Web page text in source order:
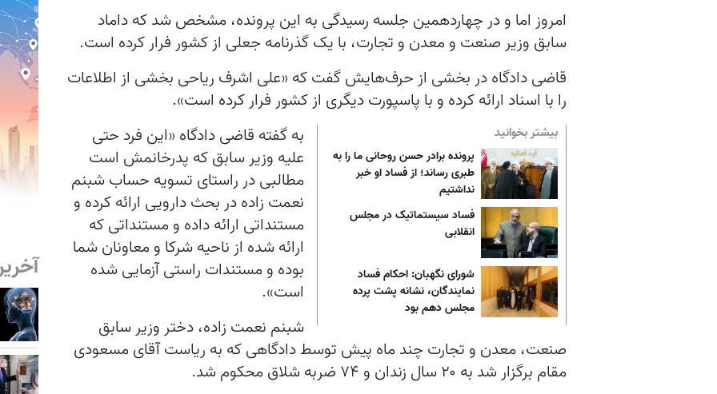
امروز اما و در چهاردهمین جلسه رسیدگی به این پرونده، مشخص شد که داماد
سابق وزیر صنعت و معدن و تجارت، با یک گذرنامه جعلی از کشور فرار کرده است.
قاضی دادگاه در بخشی از حرف‌هایش گفت که «علی اشرف ریاحی بخشی از اطلاعات
را با اسناد ارائه کرده و با پاسپورت دیگری از کشور فرار کرده است».
بیشتر بخوانید
پرونده برادر حسن روحانی ما را به
طبری رساند؛ از فساد او خبر
نداشتیم
فساد سیستماتیک در مجلس
انقلابی
شورای نگهبان: احکام فساد
نمایندگان، نشانه پشت پرده
مجلس دهم بود
به گفته قاضی دادگاه «این فرد حتی
علیه وزیر سابق که پدرخانمش است
مطالبی در راستای تسویه حساب شبنم
نعمت زاده در بحث دارویی ارائه کرده و
مستنداتی ارائه داده و مستنداتی که
ارائه شده از ناحیه شرکا و معاونان شما
بوده و مستندات راستی آزمایی شده
است».
شبنم نعمت زاده، دختر وزیر سابق
صنعت، معدن و تجارت چند ماه پیش توسط دادگاهی که به ریاست آقای مسعودی
مقام برگزار شد به ۲۰ سال زندان و ۷۴ ضربه شلاق محکوم شد.